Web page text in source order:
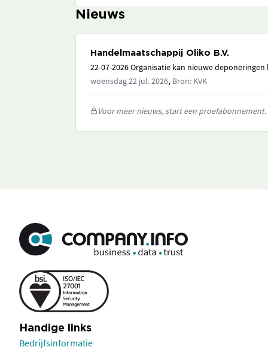
Nieuws
Handelmaatschappij Oliko B.V.
22-07-2026 Organisatie kan nieuwe
woensdag 22 jul. 2026, Bron: KVK
Voor meer nieuws, start een proefabonnement.
Handige links
Bedrijfsinformatie